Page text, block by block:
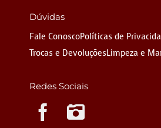
Dúvidas
Fale ConoscoPolíticas de
Trocas e DevoluçõesLimpeza e
Redes Sociais